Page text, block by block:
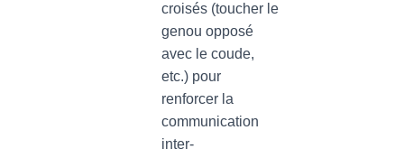
croisés (toucher le
genou opposé
avec le coude,
etc.) pour
renforcer la
communication
inter-